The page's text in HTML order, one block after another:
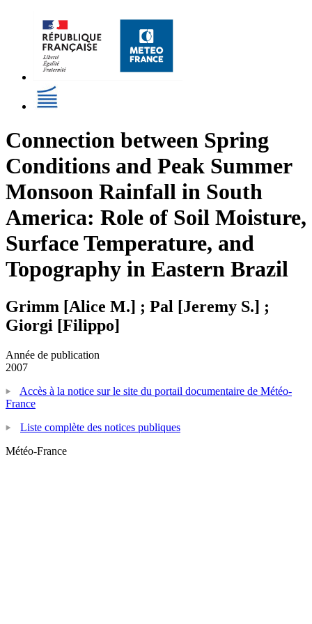
Connection between Spring
Conditions and Peak Summer
Monsoon Rainfall in South
America: Role of Soil Moisture,
Surface Temperature, and
Topography in Eastern Brazil
Grimm [Alice M.] ; Pal [Jeremy S.] ;
Giorgi [Filippo]
Année de publication
2007
Accès à la notice sur le site du portail documentaire de Météo-
France
Liste complète des notices publiques
Météo-France